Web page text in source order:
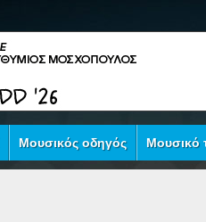
Μουσικός οδηγός Μουσικό